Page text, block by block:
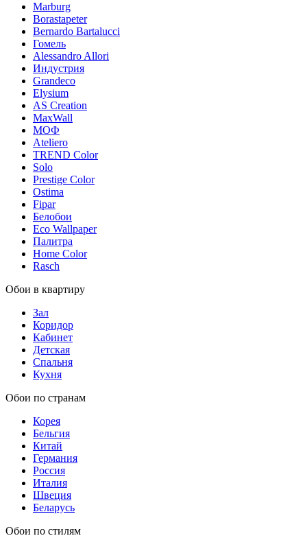
Marburg
Borastapeter
Bernardo Bartalucci
Гомель
Alessandro Allori
Индустрия
Grandeco
Elysium
AS Creation
MaxWall
МОФ
Ateliero
TREND Color
Solo
Prestige Color
Ostima
Fipar
Белобои
Eco Wallpaper
Палитра
Home Color
Rasch
Обои в квартиру
Зал
Коридор
Кабинет
Детская
Спальня
Кухня
Обои по странам
Корея
Бельгия
Китай
Германия
Россия
Италия
Швеция
Беларусь
Обои по стилям